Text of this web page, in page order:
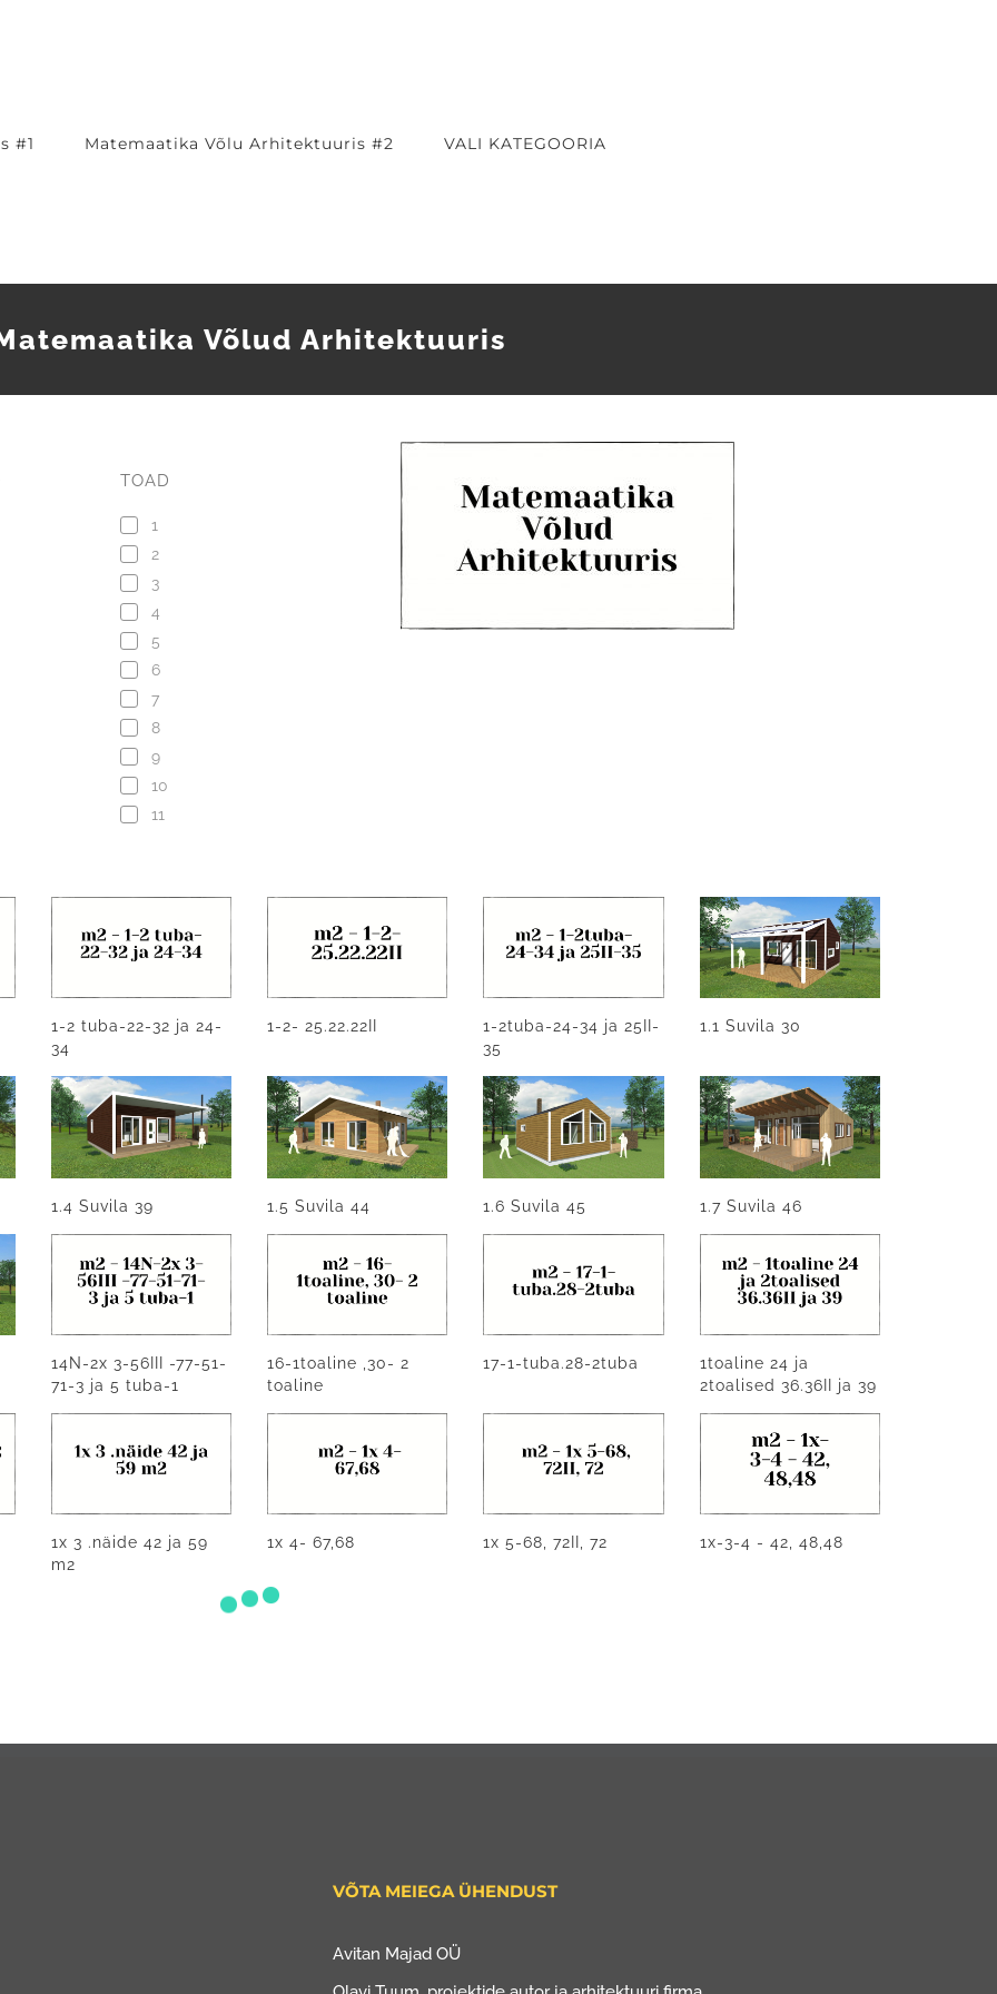
#1 Matemaatika Võlu Arhitektuuris #2 VALI KATEGOORIA
Võlud Arhitektuuris
1-2 tuba-22-32 ja 24-
34
1-2- 25.22.22II
1-2tuba-24-34 ja 25II-
35
1.1 Suvila 30
1.4 Suvila 39 1.5 Suvila 44 1.6 Suvila 45 1.7 Suvila 46
14N-2x 3-56III -77-51-
71-3 ja 5 tuba-1
16-1toaline ,30- 2
toaline
17-1-tuba.28-2tuba
1toaline 24 ja
2toalised 36.36II ja 39
1x 3 .näide 42 ja 59
m2
1x 4- 67,68 1x 5-68, 72II, 72 1x-3-4 - 42, 48,48
TOAD
1
2
3
4
5
6
7
8
9
10
11
VÕTA MEIEGA ÜHENDUST
Avitan Majad OÜ